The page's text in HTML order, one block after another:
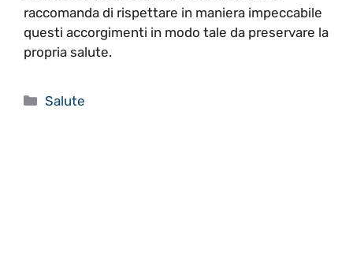
raccomanda di rispettare in maniera impeccabile
questi accorgimenti in modo tale da preservare la
propria salute.
Categorie
Salute